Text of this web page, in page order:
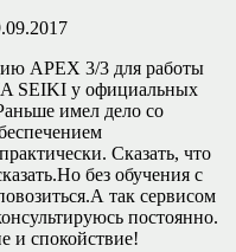
APEX 3/3 для работы
SEIKI у официальных
имел дело со
Сказать, что
без обучения с
так сервисом
постоянно.
и спокойствие!